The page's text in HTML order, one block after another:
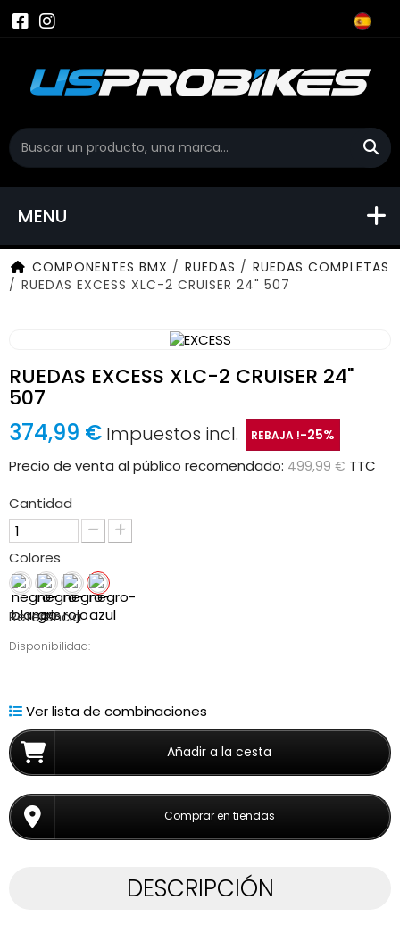
MENU
COMPONENTES BMX / RUEDAS / RUEDAS COMPLETAS
/ RUEDAS EXCESS XLC-2 CRUISER 24" 507
RUEDAS EXCESS XLC-2 CRUISER 24"
507
374,99 € Impuestos incl. REBAJA !-25%
Precio de venta al público recomendado: 499,99 € TTC
Cantidad
Colores
Referencia
Disponibilidad:
Ver lista de combinaciones
Añadir a la cesta
Comprar en tiendas
DESCRIPCIÓN